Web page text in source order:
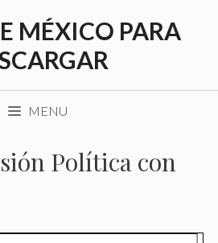
MÉXICO PARA
MENU
Política con